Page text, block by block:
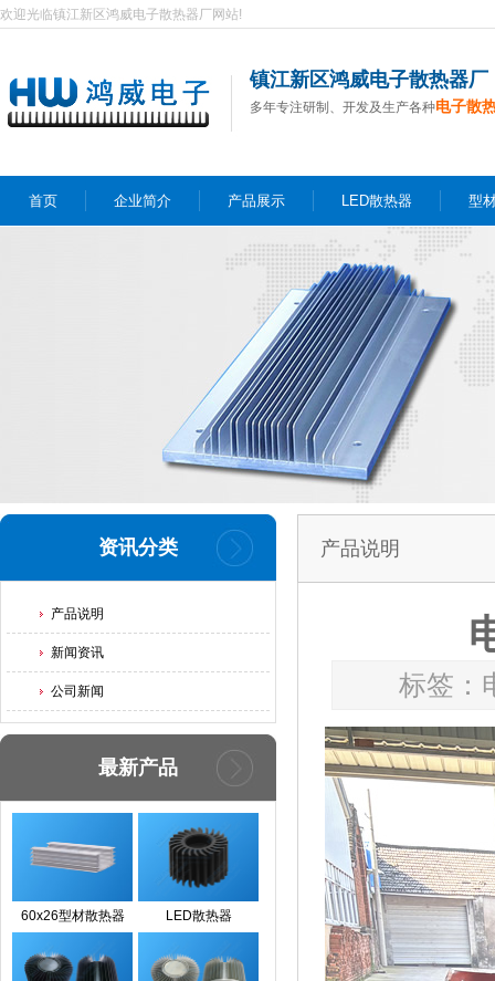
欢迎光临镇江新区鸿威电子散热器厂网站!
镇江新区鸿威电子散热器厂
多年专注研制、开发及生产各种电子散
首页 企业简介 产品展示 LED散热器 型
资讯分类
产品说明
新闻资讯
公司新闻
最新产品
60x26型材散热器 LED散热器
产品说明
标签：